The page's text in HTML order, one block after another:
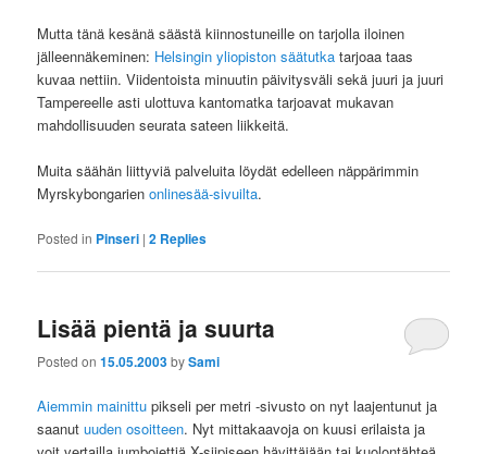
Mutta tänä kesänä säästä kiinnostuneille on tarjolla iloinen
jälleennäkeminen: Helsingin yliopiston säätutka tarjoaa taas
kuvaa nettiin. Viidentoista minuutin päivitysväli sekä juuri ja juuri
Tampereelle asti ulottuva kantomatka tarjoavat mukavan
mahdollisuuden seurata sateen liikkeitä.
Muita säähän liittyviä palveluita löydät edelleen näppärimmin
Myrskybongarienonlinesää-sivuilta.
Posted in Pinseri |2 Replies
Lisää pientä ja suurta
Posted on15.05.2003bySami
Aiemmin mainittu pikseli per metri -sivusto on nyt laajentunut ja
saanutuuden osoitteen. Nyt mittakaavoja on kuusi erilaista ja